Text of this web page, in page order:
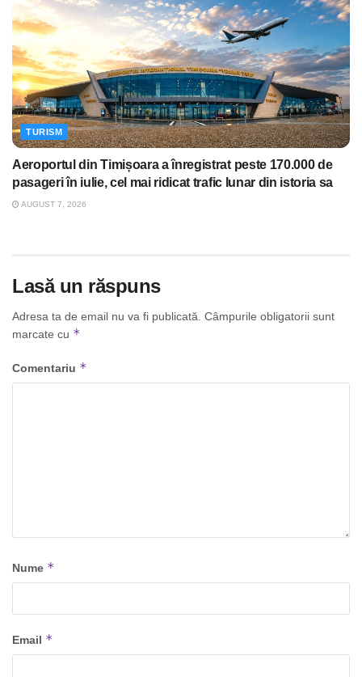
TURISM
Aeroportul din Timișoara a înregistrat peste 170.000 de
pasageri în iulie, cel mai ridicat trafic lunar din istoria sa
AUGUST 7, 2026
Lasă un răspuns
Adresa ta de email nu va fi publicată. Câmpurile obligatorii sunt
marcate cu *
Comentariu *
Nume *
Email *